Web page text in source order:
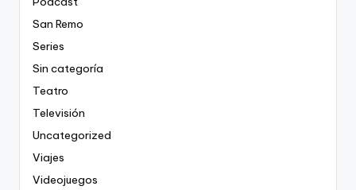
San Remo
Series
Sin categoría
Teatro
Televisión
Uncategorized
Viajes
Videojuegos